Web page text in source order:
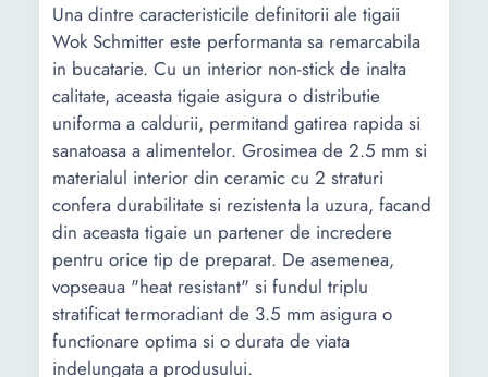
Una dintre caracteristicile definitorii ale tigaii
Wok Schmitter este performanta sa remarcabila
in bucatarie. Cu un interior non-stick de inalta
calitate, aceasta tigaie asigura o distributie
uniforma a caldurii, permitand gatirea rapida si
sanatoasa a alimentelor. Grosimea de 2.5 mm si
materialul interior din ceramic cu 2 straturi
confera durabilitate si rezistenta la uzura, facand
din aceasta tigaie un partener de incredere
pentru orice tip de preparat. De asemenea,
vopseaua "heat resistant" si fundul triplu
stratificat termoradiant de 3.5 mm asigura o
functionare optima si o durata de viata
indelungata a produsului.